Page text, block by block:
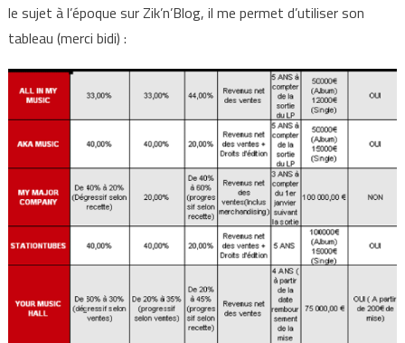
le sujet à l’époque sur Zik’n’Blog, il me permet d’utiliser son
tableau (merci bidi) :